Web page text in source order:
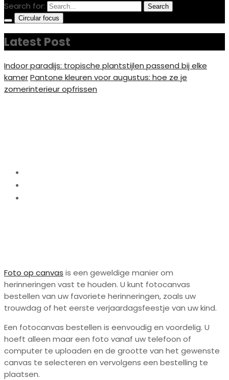
Search for:
Search
Circular focus
Latest Post
Indoor paradijs: tropische plantstijlen passend bij elke
kamerPantone kleuren voor augustus: hoe ze je
zomerinterieur opfrissen
Foto op canvas is een geweldige manier om
herinneringen vast te houden. U kunt fotocanvas
bestellen van uw favoriete herinneringen, zoals uw
trouwdag of het eerste verjaardagsfeestje van uw kind.
Een fotocanvas bestellen is eenvoudig en voordelig. U
hoeft alleen maar een foto vanaf uw telefoon of
computer te uploaden en de grootte van het gewenste
canvas te selecteren en vervolgens een bestelling te
plaatsen.